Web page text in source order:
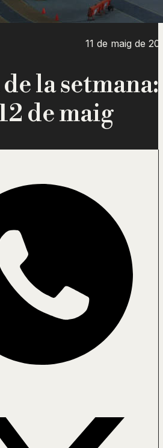
11 de maig de
la setmana:
de maig